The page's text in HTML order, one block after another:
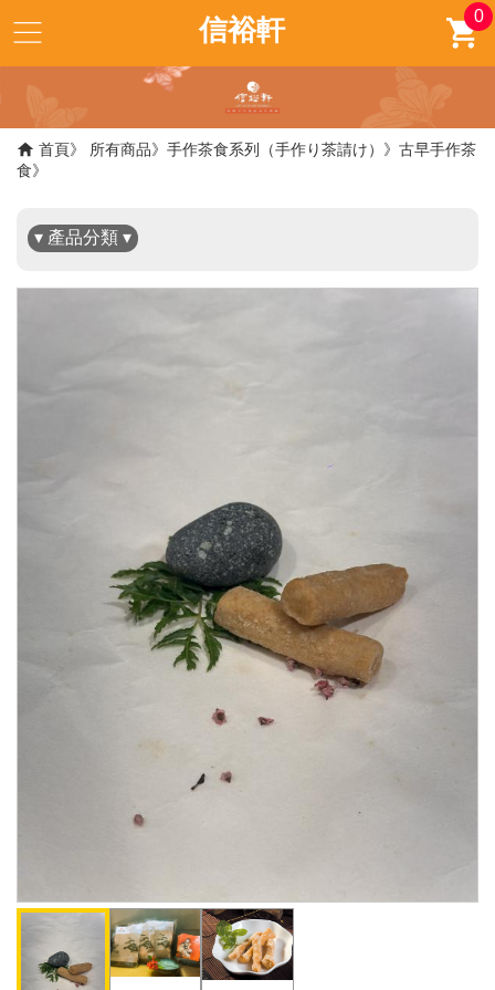
信裕軒 0
首頁 所有商品 手作茶食系列（手作り茶請け）
古早手作茶
食
▾ 產品分類 ▾
✖